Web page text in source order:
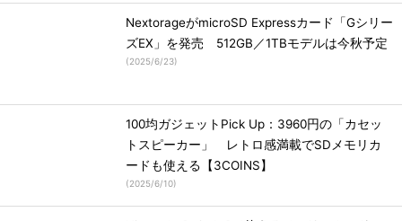
NextorageがmicroSD Expressカード「Gシリー
ズEX」を発売 512GB／1TBモデルは今秋予定
(2025/6/23)
100均ガジェットPick Up：3960円の「カセッ
トスピーカー」 レトロ感満載でSDメモリカ
ードも使える【3COINS】
(2025/6/10)